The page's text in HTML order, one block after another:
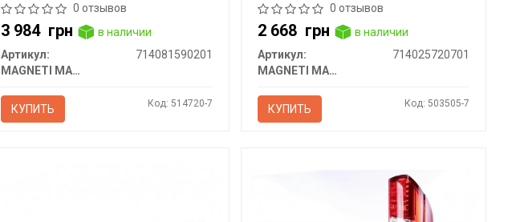
0 отзывов
3 984 грн
в наличии
Артикул:
714081590201
MAGNETI MARELLI
КУПИТЬ Код: 514720-7
0 отзывов
2 668 грн
в наличии
Артикул:
714025720701
MAGNETI MARELLI
КУПИТЬ Код: 503505-7